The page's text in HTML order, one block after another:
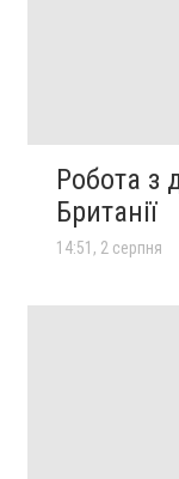
Робота з
Британії
14:51, 2 серпня